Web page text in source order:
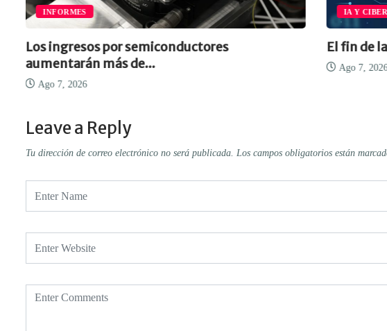
INFORMES
Los ingresos por semiconductores
aumentarán más de...
Ago 7, 2026
IA Y
El fin de
Ago 7,
Leave a Reply
Tu dirección de correo electrónico no será publicada. Los campos obligatorios están